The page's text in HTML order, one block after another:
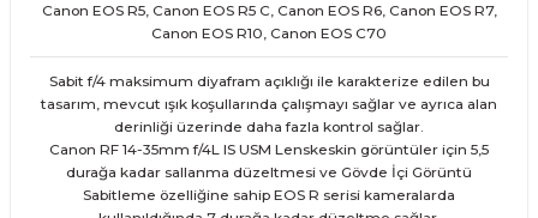
Canon EOS R5, Canon EOS R5 C, Canon EOS R6, Canon EOS R7,
Canon EOS R10, Canon EOS C70
Sabit f/4 maksimum diyafram açıklığı ile karakterize edilen bu
tasarım, mevcut ışık koşullarında çalışmayı sağlar ve ayrıca alan
derinliği üzerinde daha fazla kontrol sağlar.
Canon RF 14-35mm f/4L IS USM Lenskeskin görüntüler için 5,5
durağa kadar sallanma düzeltmesi ve Gövde İçi Görüntü
Sabitleme özelliğine sahip EOS R serisi kameralarda